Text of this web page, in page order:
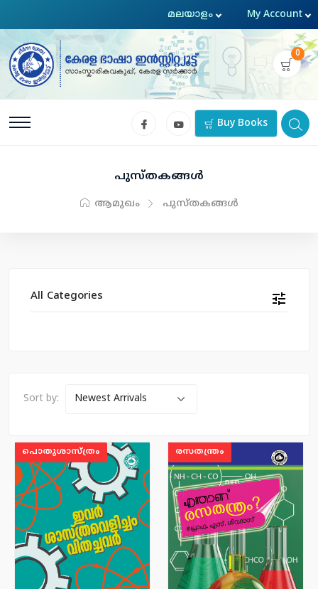
0
Buy Books
പുസ്തകങ്ങള്‍
ആമുഖം പുസ്തകങ്ങള്‍
All Categories
Sort by:
പൊതുശാസ്ത്രം രസതന്ത്രം